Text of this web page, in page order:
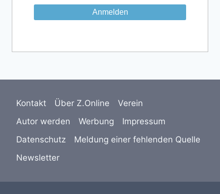
Kontakt Über Z.Online
Verein
Autor werden
Werbung
Impressum
Datenschutz
Meldung einer fehlenden Quelle
Newsletter